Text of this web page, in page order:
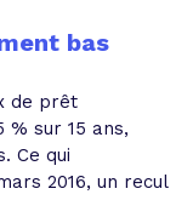
bas
de prêt
% sur 15 ans,
Ce qui
2016, un recul